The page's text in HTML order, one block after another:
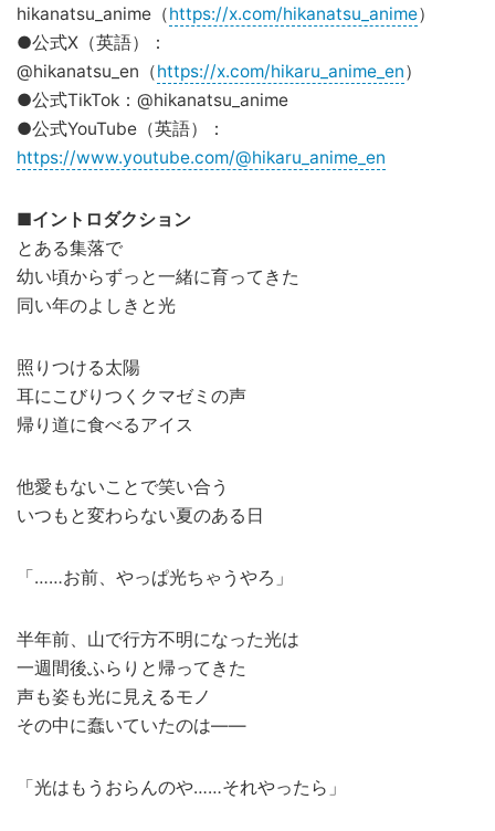
hikanatsu_anime（https://x.com/hikanatsu_anime）
●公式X（英語）：
@hikanatsu_en（https://x.com/hikaru_anime_en）
●公式TikTok：@hikanatsu_anime
●公式YouTube（英語）：
https://www.youtube.com/@hikaru_anime_en
■イントロダクション
とある集落で
幼い頃からずっと一緒に育ってきた
同い年のよしきと光
照りつける太陽
耳にこびりつくクマゼミの声
帰り道に食べるアイス
他愛もないことで笑い合う
いつもと変わらない夏のある日
「……お前、やっぱ光ちゃうやろ」
半年前、山で行方不明になった光は
一週間後ふらりと帰ってきた
声も姿も光に見えるモノ
その中に蠢いていたのは――
「光はもうおらんのや……それやったら」